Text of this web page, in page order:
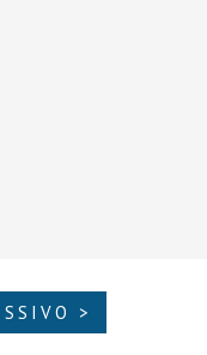
>